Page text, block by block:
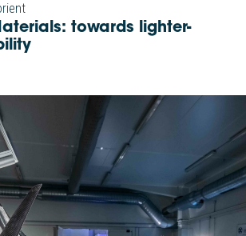
towards lighter-